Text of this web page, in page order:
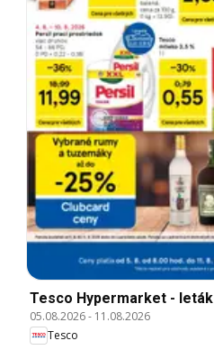
Tesco Hypermarket - leták
05.08.2026- 11.08.2026
Tesco